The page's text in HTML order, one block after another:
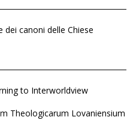
canoni delle Chiese
to Interworldview
Theologicarum Lovaniensium